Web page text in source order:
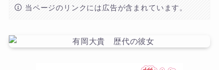
当ページのリンクには広告が含まれています。